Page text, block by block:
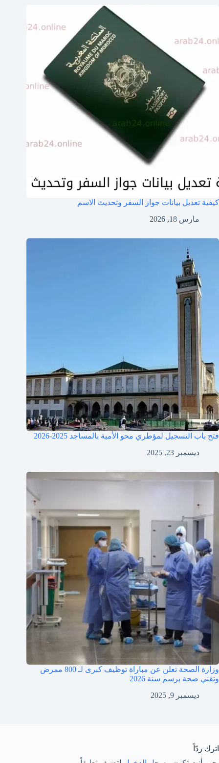
كيفية تعديل بيانات جواز السفر وتحديث الاسم
مارس 18, 2026
فتح باب التسجيل لمؤطري محو الأمية بالمساجد 2025-2026
ديسمبر 23, 2025
وزارة الصحة تعلن عن مباراة توظيف كبرى لـ 800 ممرض
وتقني صحة برسم سنة 2026
ديسمبر 9, 2025
اترك ردّاً